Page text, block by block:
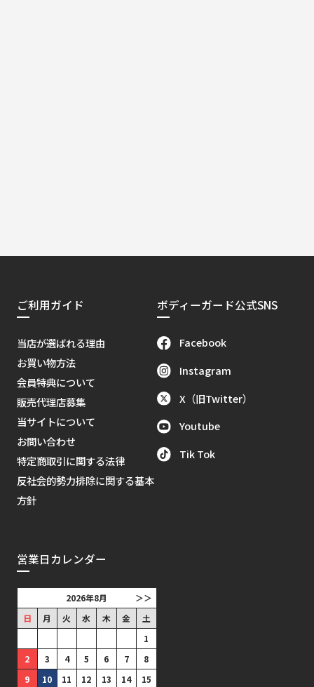
ご利用ガイド
当店が選ばれる理由
お買い物方法
会員特典について
販売代理店募集
当サイトについて
お問い合わせ
特定商取引に関する法律
反社会的勢力排除に関する基本
方針
ボディーガード公式SNS
Facebook
Instagram
X（旧Twitter）
Youtube
Tik Tok
営業日カレンダー
＞＞
2026年8月
日
月 火 水 木 金
土
1
2
3 4 5 6 7
8
9
10 11 12 13 14 15